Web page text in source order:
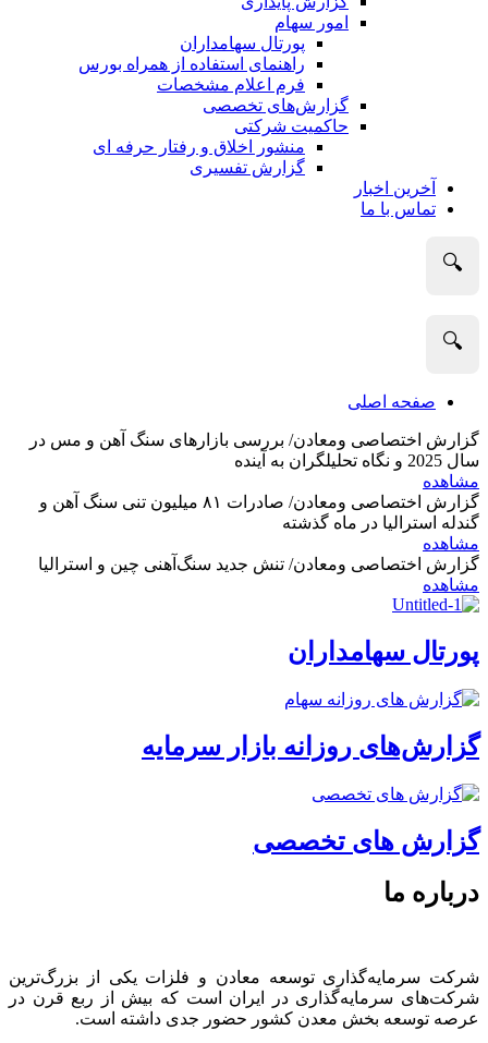
امور سهام
پورتال سهامداران
راهنمای استفاده از همراه بورس
فرم اعلام مشخصات
گزارش‌های تخصصی
حاکمیت شرکتی
منشور اخلاق و رفتار حرفه­ ای
گزارش تفسیری
آخرین اخبار
تماس با ما
🔍
🔍
صفحه اصلی
گزارش اختصاصی ومعادن/ بررسی بازارهای سنگ آهن و مس در
سال 2025 و نگاه تحلیلگران به آینده
مشاهده
گزارش اختصاصی ومعادن/ صادرات ۸۱ میلیون تنی سنگ آهن و
گندله استرالیا در ماه گذشته
مشاهده
گزارش اختصاصی ومعادن/ تنش جدید سنگ‌آهنی چین و استرالیا
مشاهده
پورتال سهامداران
گزارش‌های روزانه بازار سرمایه
گزارش های تخصصی
درباره ما
شرکت سرمایه‌گذاری توسعه معادن و فلزات یکی از بزرگ‌ترین
شرکت‌های سرمایه‌گذاری در ایران است که بیش از ربع قرن در
عرصه توسعه بخش معدن کشور حضور جدی داشته است.